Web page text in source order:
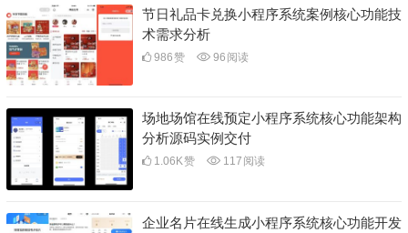
节日礼品卡兑换小程序系统案例核心功能技
术需求分析
986赞 96 阅读
场地场馆在线预定小程序系统核心功能架构
分析源码实例交付
1.06K赞 117 阅读
企业名片在线生成小程序系统核心功能开发